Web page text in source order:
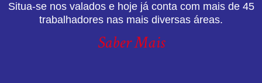
Situa-se nos valados e hoje já conta com mais de 45
trabalhadores nas mais diversas áreas.
Saber Mais